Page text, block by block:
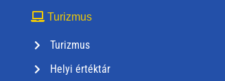
Turizmus
Turizmus
Helyi értéktár